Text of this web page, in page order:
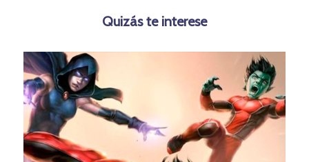
Quizás te interese